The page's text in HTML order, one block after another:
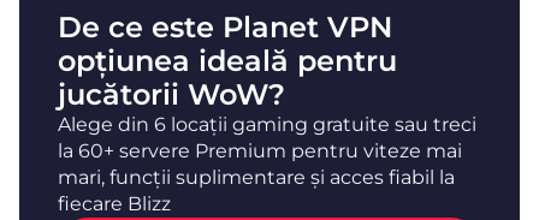
De ce este Planet VPN
opțiunea ideală pentru
jucătorii WoW?
Alege din 6 locații gaming gratuite sau treci
la 60+ servere Premium pentru viteze mai
mari, funcții suplimentare și acces fiabil la
fiecare Blizz